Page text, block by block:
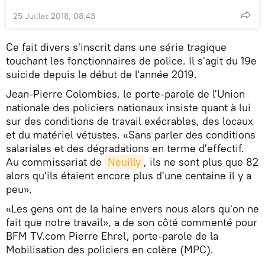
25 Juillet 2018, 08:43
Ce fait divers s'inscrit dans une série tragique
touchant les fonctionnaires de police. Il s'agit du 19e
suicide depuis le début de l'année 2019.
Jean-Pierre Colombies, le porte-parole de l'Union
nationale des policiers nationaux insiste quant à lui
sur des conditions de travail exécrables, des locaux
et du matériel vétustes. «Sans parler des conditions
salariales et des dégradations en terme d'effectif.
Au commissariat de Neuilly , ils ne sont plus que 82
alors qu'ils étaient encore plus d'une centaine il y a
peu».
«Les gens ont de la haine envers nous alors qu'on ne
fait que notre travail», a de son côté commenté pour
BFM TV.com Pierre Ehrel, porte-parole de la
Mobilisation des policiers en colère (MPC).